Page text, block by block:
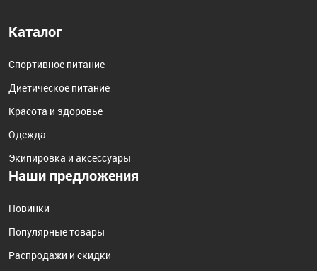
Каталог
Спортивное питание
Диетическое питание
Красота и здоровье
Одежда
Экипировка и аксессуары
Наши предложения
Новинки
Популярные товары
Распродажи и скидки